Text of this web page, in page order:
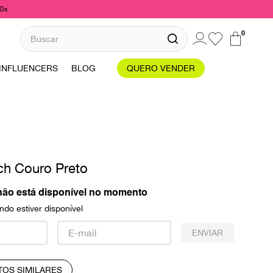
Buscar 0
INFLUENCERS BLOG QUERO VENDER
Couro Preto
está disponível no momento
estiver disponível
ENVIAR
SIMILARES